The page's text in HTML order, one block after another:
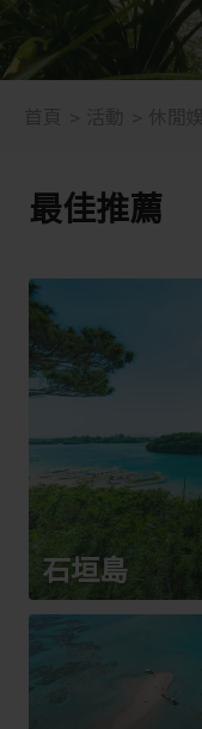
最佳推薦
石垣島